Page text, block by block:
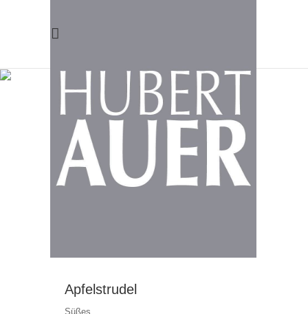
SÜSSES
Apfelkuchen
Apfelstrudel
Süßes